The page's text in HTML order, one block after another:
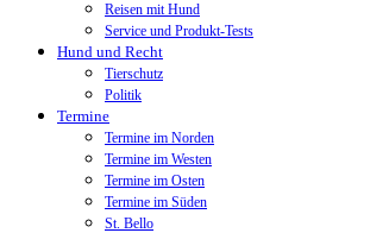
Reisen mit Hund
Service und Produkt-Tests
Hund und Recht
Tierschutz
Politik
Termine
Termine im Norden
Termine im Westen
Termine im Osten
Termine im Süden
St. Bello